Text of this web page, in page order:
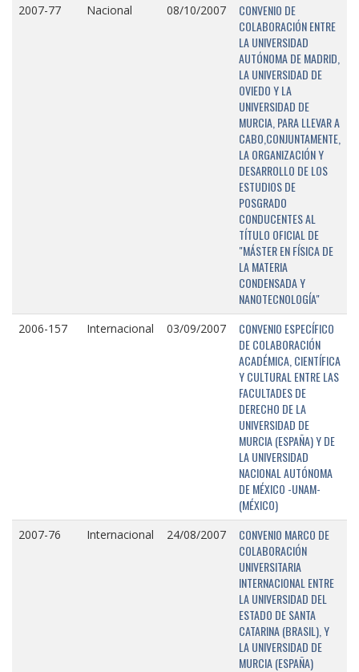
2007-77 Nacional 08/10/2007
CONVENIO DE
COLABORACIÓN ENTRE
LA UNIVERSIDAD
AUTÓNOMA DE MADRID,
LA UNIVERSIDAD DE
OVIEDO Y LA
UNIVERSIDAD DE
MURCIA, PARA LLEVAR A
CABO,CONJUNTAMENTE,
LA ORGANIZACIÓN Y
DESARROLLO DE LOS
ESTUDIOS DE
POSGRADO
CONDUCENTES AL
TÍTULO OFICIAL DE
"MÁSTER EN FÍSICA DE
LA MATERIA
CONDENSADA Y
NANOTECNOLOGÍA"
2006-157 Internacional 03/09/2007
CONVENIO ESPECÍFICO
DE COLABORACIÓN
ACADÉMICA, CIENTÍFICA
Y CULTURAL ENTRE LAS
FACULTADES DE
DERECHO DE LA
UNIVERSIDAD DE
MURCIA (ESPAÑA) Y DE
LA UNIVERSIDAD
NACIONAL AUTÓNOMA
DE MÉXICO -UNAM-
(MÉXICO)
2007-76 Internacional 24/08/2007
CONVENIO MARCO DE
COLABORACIÓN
UNIVERSITARIA
INTERNACIONAL ENTRE
LA UNIVERSIDAD DEL
ESTADO DE SANTA
CATARINA (BRASIL), Y
LA UNIVERSIDAD DE
MURCIA (ESPAÑA)